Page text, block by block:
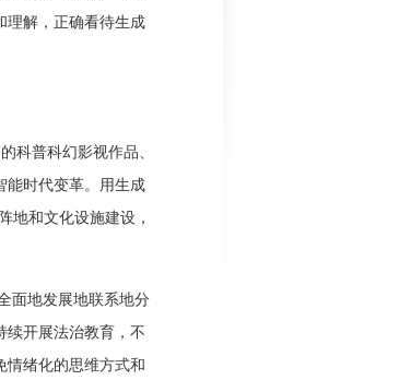
理解，正确看待生成
科普科幻影视作品、
能时代变革。用生成
地和文化设施建设，
面地发展地联系地分
续开展法治教育，不
情绪化的思维方式和